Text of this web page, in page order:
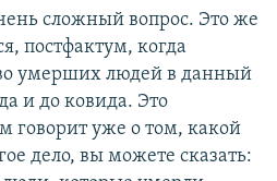
сложный вопрос. Это же
постфактум, когда
умерших людей в данный
и до ковида. Это
говорит уже о том, какой
дело, вы можете сказать: